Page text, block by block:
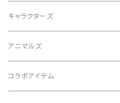
キャラクターズ
アニマルズ
イヌシリーズ
コラボアイテム